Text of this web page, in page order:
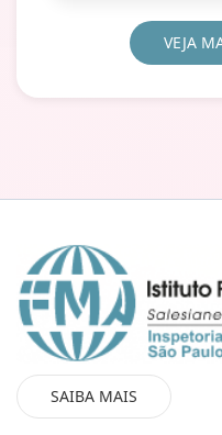
VEJA
SAIBA MAIS